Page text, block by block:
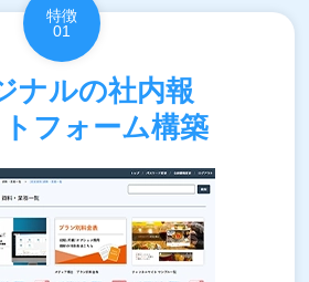
特徴
01
ナルの社内報
フォーム構築